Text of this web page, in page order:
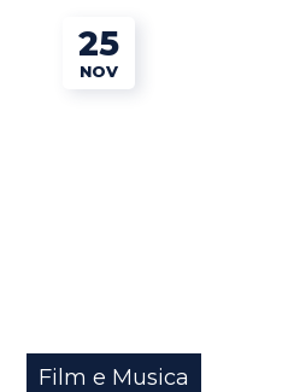
25
NOV
Film e Musica